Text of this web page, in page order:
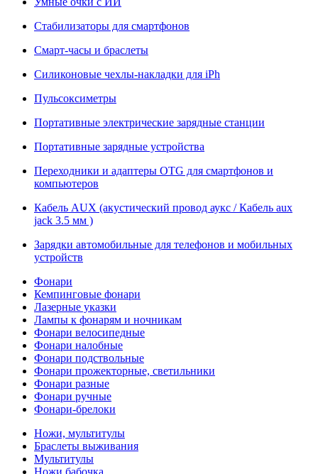
Стабилизаторы для смартфонов
Смарт-часы и браслеты
Силиконовые чехлы-накладки для iPh
Пульсоксиметры
Портативные электрические зарядные станции
Портативные зарядные устройства
Переходники и адаптеры OTG для смартфонов и
компьютеров
Кабель AUX (акустический провод аукс / Кабель aux
jack 3.5 мм )
Зарядки автомобильные для телефонов и мобильных
устройств
Фонари
Кемпинговые фонари
Лазерные указки
Лампы к фонарям и ночникам
Фонари велосипедные
Фонари налобные
Фонари подствольные
Фонари прожекторные, светильники
Фонари разные
Фонари ручные
Фонари-брелоки
Ножи, мультитулы
Браслеты выживания
Мультитулы
Ножи бабочка